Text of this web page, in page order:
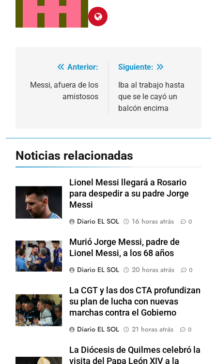
Navegación
de
Anterior:
Messi, afuera de los
amistosos
Siguiente:
Iba al trabajo hasta
que se le cayó un
balcón encima
Noticias relacionadas
Lionel Messi llegará a Rosario
para despedir a su padre Jorge
Messi
Diario EL SOL
16 horas atrás 0
Murió Jorge Messi, padre de
Lionel Messi, a los 68 años
Diario EL SOL
20 horas atrás 0
La CGT y las dos CTA profundizan
su plan de lucha con nuevas
marchas contra el Gobierno
Diario EL SOL
21 horas atrás 0
La Diócesis de Quilmes celebró la
visita del Papa León XIV a la